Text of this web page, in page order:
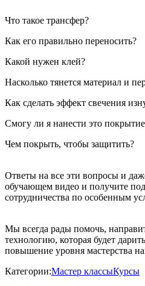
Что такое трансфер?
Как его правильно переносить?
Какой нужен клей?
Насколько тянется материал и
Как сделать эффект свечения
Смогу ли я нанести это
Чем покрыть, чтобы защитить?
Ответы на все эти вопросы и
обучающем видео и получите
сотрудничества по особенным
Мы всегда рады помочь,
технологию, которая будет
повышение уровня мастерства
Категории:Мастер классыКурсы